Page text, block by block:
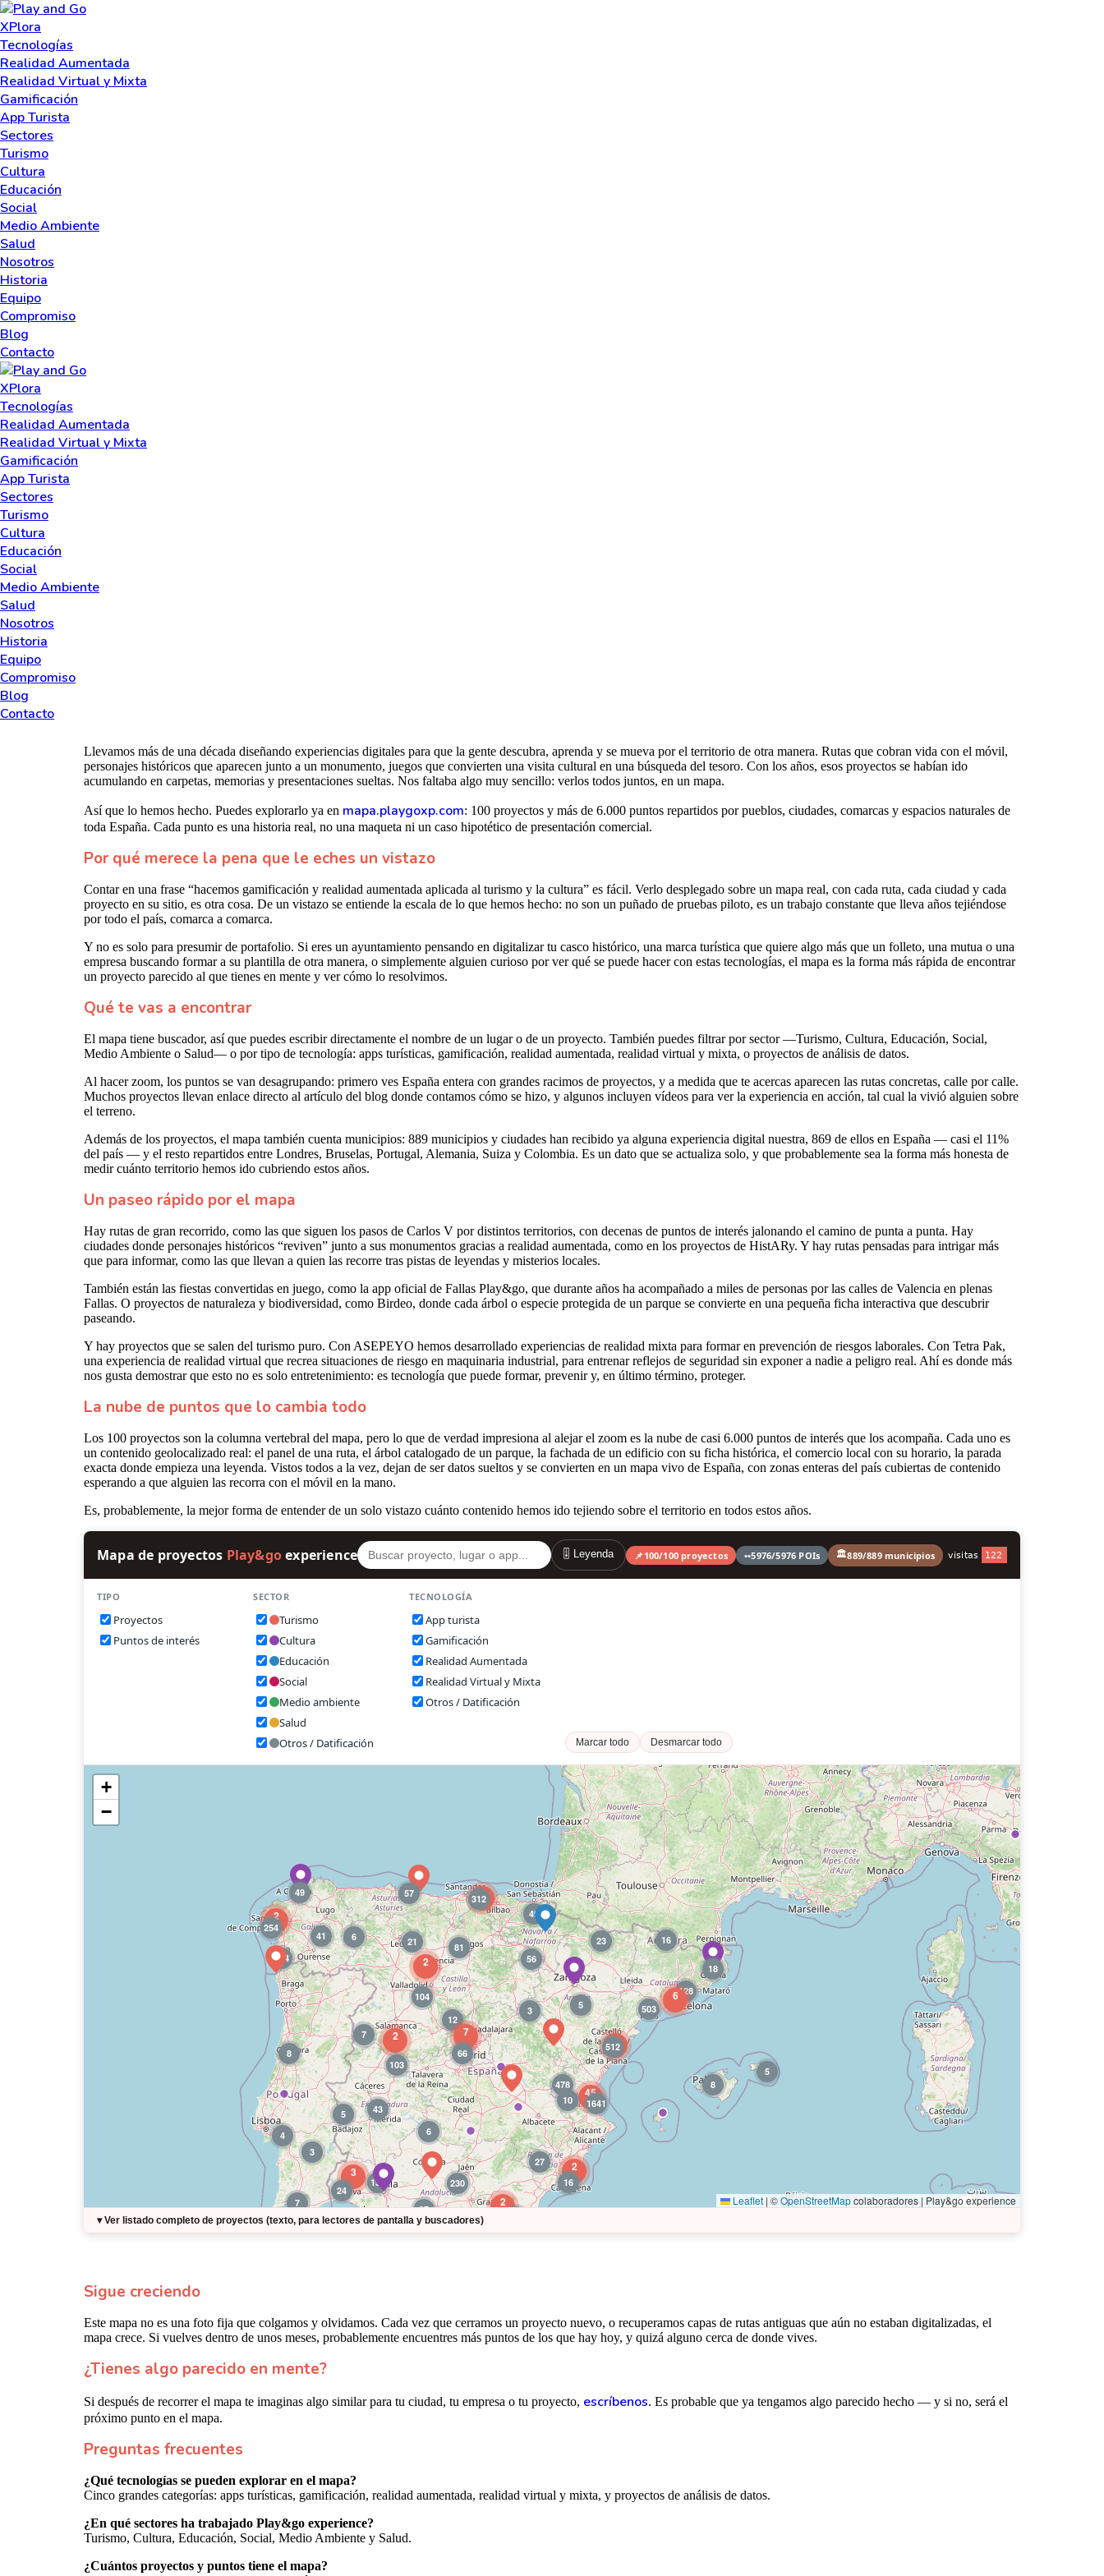
XPlora
Tecnologías
Realidad Aumentada
Realidad Virtual y Mixta
Gamificación
App Turista
Sectores
Turismo
Cultura
Educación
Social
Medio Ambiente
Salud
Nosotros
Historia
Equipo
Compromiso
Blog
Contacto
XPlora
Tecnologías
Realidad Aumentada
Realidad Virtual y Mixta
Gamificación
App Turista
Sectores
Turismo
Cultura
Educación
Social
Medio Ambiente
Salud
Nosotros
Historia
Equipo
Compromiso
Blog
Contacto
Llevamos más de una década diseñando experiencias digitales para que la gente descubra, aprenda y se mueva por el territorio de otra manera. Rutas que cobran vida con el móvil,
personajes históricos que aparecen junto a un monumento, juegos que convierten una visita cultural en una búsqueda del tesoro. Con los años, esos proyectos se habían ido
acumulando en carpetas, memorias y presentaciones sueltas. Nos faltaba algo muy sencillo: verlos todos juntos, en un mapa.
Así que lo hemos hecho. Puedes explorarlo ya en mapa.playgoxp.com: 100 proyectos y más de 6.000 puntos repartidos por pueblos, ciudades, comarcas y espacios naturales de
toda España. Cada punto es una historia real, no una maqueta ni un caso hipotético de presentación comercial.
Por qué merece la pena que le eches un vistazo
Contar en una frase “hacemos gamificación y realidad aumentada aplicada al turismo y la cultura” es fácil. Verlo desplegado sobre un mapa real, con cada ruta, cada ciudad y cada
proyecto en su sitio, es otra cosa. De un vistazo se entiende la escala de lo que hemos hecho: no son un puñado de pruebas piloto, es un trabajo constante que lleva años tejiéndose
por todo el país, comarca a comarca.
Y no es solo para presumir de portafolio. Si eres un ayuntamiento pensando en digitalizar tu casco histórico, una marca turística que quiere algo más que un folleto, una mutua o una
empresa buscando formar a su plantilla de otra manera, o simplemente alguien curioso por ver qué se puede hacer con estas tecnologías, el mapa es la forma más rápida de encontrar
un proyecto parecido al que tienes en mente y ver cómo lo resolvimos.
Qué te vas a encontrar
El mapa tiene buscador, así que puedes escribir directamente el nombre de un lugar o de un proyecto. También puedes filtrar por sector —Turismo, Cultura, Educación, Social,
Medio Ambiente o Salud— o por tipo de tecnología: apps turísticas, gamificación, realidad aumentada, realidad virtual y mixta, o proyectos de análisis de datos.
Al hacer zoom, los puntos se van desagrupando: primero ves España entera con grandes racimos de proyectos, y a medida que te acercas aparecen las rutas concretas, calle por calle.
Muchos proyectos llevan enlace directo al artículo del blog donde contamos cómo se hizo, y algunos incluyen vídeos para ver la experiencia en acción, tal cual la vivió alguien sobre
el terreno.
Además de los proyectos, el mapa también cuenta municipios: 889 municipios y ciudades han recibido ya alguna experiencia digital nuestra, 869 de ellos en España — casi el 11%
del país — y el resto repartidos entre Londres, Bruselas, Portugal, Alemania, Suiza y Colombia. Es un dato que se actualiza solo, y que probablemente sea la forma más honesta de
medir cuánto territorio hemos ido cubriendo estos años.
Un paseo rápido por el mapa
Hay rutas de gran recorrido, como las que siguen los pasos de Carlos V por distintos territorios, con decenas de puntos de interés jalonando el camino de punta a punta. Hay
ciudades donde personajes históricos “reviven” junto a sus monumentos gracias a realidad aumentada, como en los proyectos de HistARy. Y hay rutas pensadas para intrigar más
que para informar, como las que llevan a quien las recorre tras pistas de leyendas y misterios locales.
También están las fiestas convertidas en juego, como la app oficial de Fallas Play&go, que durante años ha acompañado a miles de personas por las calles de Valencia en plenas
Fallas. O proyectos de naturaleza y biodiversidad, como Birdeo, donde cada árbol o especie protegida de un parque se convierte en una pequeña ficha interactiva que descubrir
paseando.
Y hay proyectos que se salen del turismo puro. Con ASEPEYO hemos desarrollado experiencias de realidad mixta para formar en prevención de riesgos laborales. Con Tetra Pak,
una experiencia de realidad virtual que recrea situaciones de riesgo en maquinaria industrial, para entrenar reflejos de seguridad sin exponer a nadie a peligro real. Ahí es donde más
nos gusta demostrar que esto no es solo entretenimiento: es tecnología que puede formar, prevenir y, en último término, proteger.
La nube de puntos que lo cambia todo
Los 100 proyectos son la columna vertebral del mapa, pero lo que de verdad impresiona al alejar el zoom es la nube de casi 6.000 puntos de interés que los acompaña. Cada uno es
un contenido geolocalizado real: el panel de una ruta, el árbol catalogado de un parque, la fachada de un edificio con su ficha histórica, el comercio local con su horario, la parada
exacta donde empieza una leyenda. Vistos todos a la vez, dejan de ser datos sueltos y se convierten en un mapa vivo de España, con zonas enteras del país cubiertas de contenido
esperando a que alguien las recorra con el móvil en la mano.
Es, probablemente, la mejor forma de entender de un solo vistazo cuánto contenido hemos ido tejiendo sobre el territorio en todos estos años.
Sigue creciendo
Este mapa no es una foto fija que colgamos y olvidamos. Cada vez que cerramos un proyecto nuevo, o recuperamos capas de rutas antiguas que aún no estaban digitalizadas, el
mapa crece. Si vuelves dentro de unos meses, probablemente encuentres más puntos de los que hay hoy, y quizá alguno cerca de donde vives.
¿Tienes algo parecido en mente?
Si después de recorrer el mapa te imaginas algo similar para tu ciudad, tu empresa o tu proyecto, escríbenos. Es probable que ya tengamos algo parecido hecho — y si no, será el
próximo punto en el mapa.
Preguntas frecuentes
¿Qué tecnologías se pueden explorar en el mapa?
Cinco grandes categorías: apps turísticas, gamificación, realidad aumentada, realidad virtual y mixta, y proyectos de análisis de datos.
¿En qué sectores ha trabajado Play&go experience?
Turismo, Cultura, Educación, Social, Medio Ambiente y Salud.
¿Cuántos proyectos y puntos tiene el mapa?